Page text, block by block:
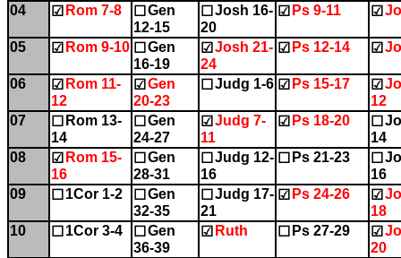
04 ☑ Rom 7-8 ☐ Gen
12-15
☐ Josh 16-
20
☑ Ps 9-11 ☑
05 ☑ Rom 9-10 ☐ Gen
16-19
☑ Josh 21-
24
☑ Ps 12-14 ☑
06 ☑ Rom 11-
12
☑ Gen
20-23
☐ Judg 1-6 ☑ Ps 15-17 ☑
12
07
☐ Rom 13-
14
☐ Gen
24-27
☑ Judg 7-
11
☑ Ps 18-20 ☐
14
08
☑ Rom 15-
16
☐ Gen
28-31
☐ Judg 12-
16
☐ Ps 21-23 ☐
16
09
☐ 1Cor 1-2 ☐ Gen
32-35
☐ Judg 17-
21
☑ Ps 24-26 ☑
18
10
☐ 1Cor 3-4 ☐ Gen
36-39
☑ Ruth ☐ Ps 27-29 ☑
20